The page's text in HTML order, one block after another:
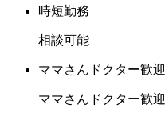
時短勤務
相談可能
ママさんドクター歓迎
ママさんドクター歓迎